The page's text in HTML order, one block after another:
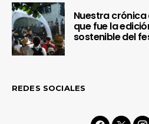
Nuestra crónica
que fue la
sostenible del
REDES SOCIALES